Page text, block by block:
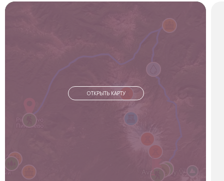
тут живут, слышишь и понимаешь, каково это — быть в мире,
Такие моменты учат не терять радость от простых вещей,
— Семёновский кордон, вот мы живы-здоровы! Костёр у нас
получается, еда готовится. Вот перевал мы ещё не
проходили, сегодня у нас будет преодоление перевала, а
потом выйдем на центральный кордон.
За 8 дней похода мы прошли почти 100 километров пешком.
На нашем пути были броды, перевалы, горячие источники и
— По дороге к центральному кордону, с Налычёво на
Бачинский перевал, находится вот такое прекрасное место
ОТКРЫТЬ КАРТУ